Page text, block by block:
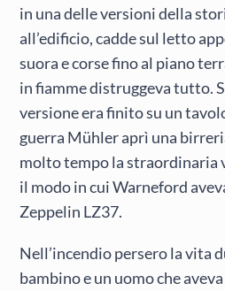
in una delle versioni della
all’edificio, cadde sul letto
suora e corse fino al piano
in fiamme distruggeva tutto.
versione era finito su un
guerra Mühler aprì una
molto tempo la straordinaria
il modo in cui Warneford
Zeppelin LZ37.
Nell’incendio persero la vita
bambino e un uomo che